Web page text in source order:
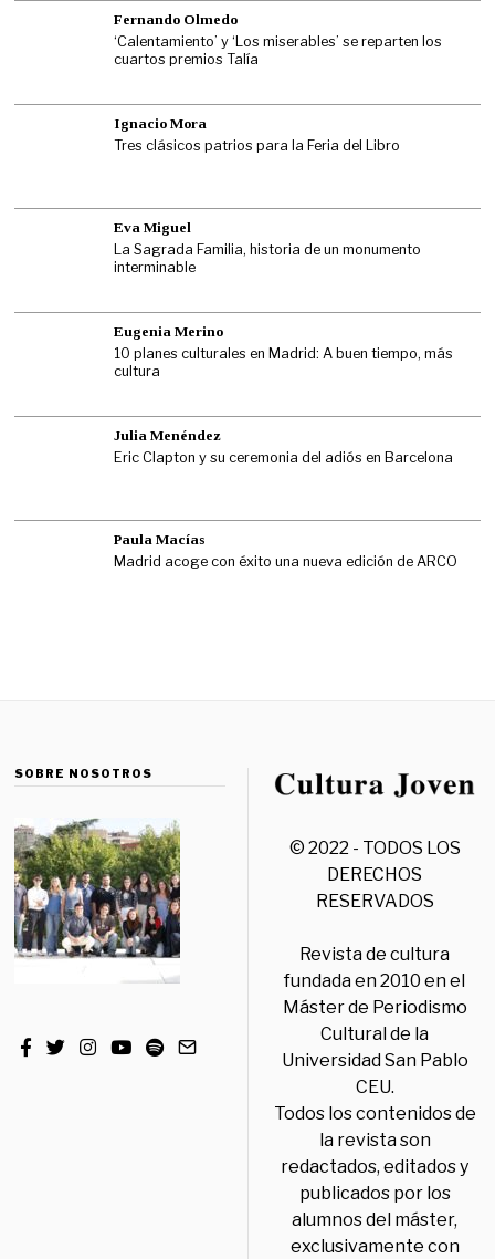
Fernando Olmedo
‘Calentamiento’ y ‘Los miserables’ se reparten los
cuartos premios Talía
Ignacio Mora
Tres clásicos patrios para la Feria del Libro
Eva Miguel
La Sagrada Familia, historia de un monumento
interminable
Eugenia Merino
10 planes culturales en Madrid: A buen tiempo, más
cultura
Julia Menéndez
Eric Clapton y su ceremonia del adiós en Barcelona
Paula Macías
Madrid acoge con éxito una nueva edición de ARCO
SOBRE NOSOTROS
© 2022 - TODOS LOS
DERECHOS
RESERVADOS
Revista de cultura
fundada en 2010 en el
Máster de Periodismo
Cultural de la
Universidad San Pablo
CEU.
Todos los contenidos de
la revista son
redactados, editados y
publicados por los
alumnos del máster,
exclusivamente con